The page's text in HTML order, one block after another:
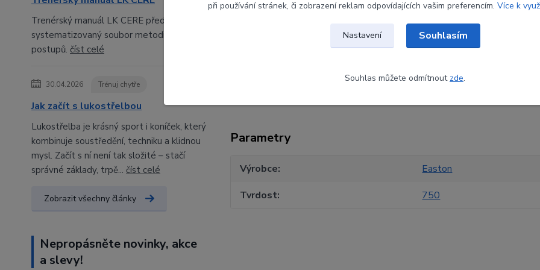
Trenérský manuál LK CERE představuje
systematizovaný soubor metodických
postupů. číst celé
30.04.2026 Trénuj chytře
Jak začít s lukostřelbou
Lukostřelba je krásný sport i koníček, který
kombinuje soustředění, techniku a klidnou
mysl. Začít s ní není tak složité – stačí
správné základy, trpě... číst celé
Zobrazit všechny články
Nepropásněte novinky, akce
a slevy!
Tolerance hmotnosti: ± 0,5 grainu na balenou sadu
Komponenty – prodávají se samostatně
Získával všechny olympijské tituly od roku 1996
Parametry
Výrobce
Easton
Tvrdost
750
při používání stránek, či zobrazení reklam odpovídajících vašim preferencím. Více k
Nastavení Souhlasím
Souhlas můžete odmítnout zde.